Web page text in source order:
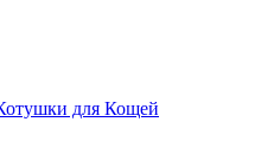
для Кощей